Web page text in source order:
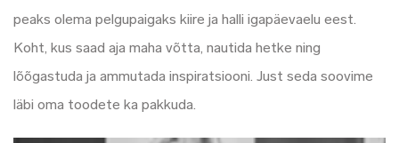
peaks olema pelgupaigaks kiire ja halli igapäevaelu eest.
Koht, kus saad aja maha võtta, nautida hetke ning
lõõgastuda ja ammutada inspiratsiooni. Just seda soovime
läbi oma toodete ka pakkuda.